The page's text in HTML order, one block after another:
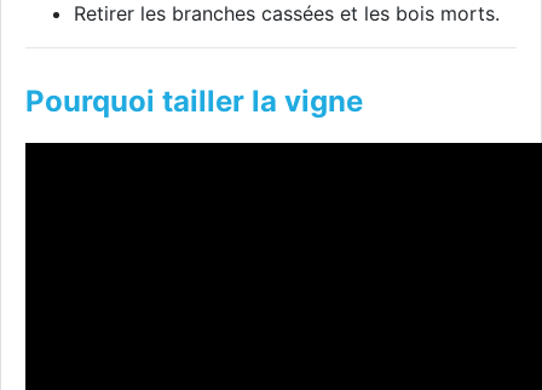
Retirer les branches cassées et les bois morts.
Pourquoi tailler la vigne